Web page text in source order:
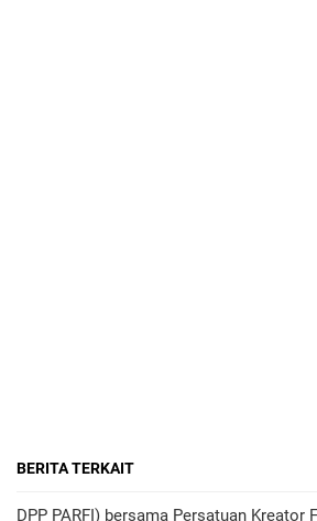
BERITA TERKAIT
DPP PARFI) bersama Persatuan Kreator